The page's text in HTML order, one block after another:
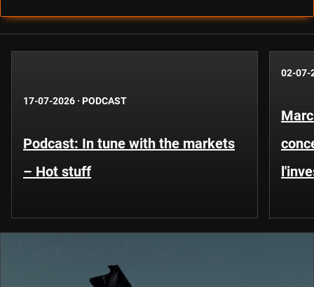
17-07-2026 · PODCAST
Podcast: In tune with the markets
– Hot stuff
02-07-